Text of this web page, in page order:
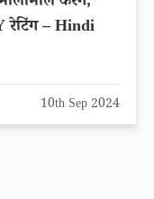
Hindi
10th Sep 2024